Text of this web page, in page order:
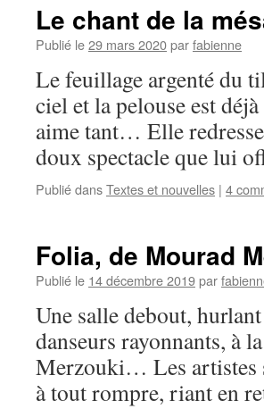
Le chant de la
Publié le29 mars 2020parfabienne
Le feuillage argenté du
ciel et la pelouse est
aime tant… Elle
doux spectacle que lui
Publié dansTextes et nouvelles | 4
Folia, de Mourad
Publié le 14 décembre 2019par
Une salle debout,
danseurs rayonnants, à
Merzouki… Les artistes
à tout rompre, riant en